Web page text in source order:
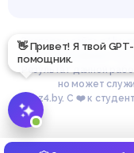
👋 Привет! Я твой GPT-
помощник.
Эксперты сайта z4.by
структурированию
Результат данной
но может
© z4.by. С ❤️ к